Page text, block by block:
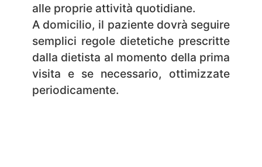
alle proprie attività quotidiane.
A domicilio, il paziente dovrà seguire
semplici regole dietetiche prescritte
dalla dietista al momento della prima
visita e se necessario, ottimizzate
periodicamente.